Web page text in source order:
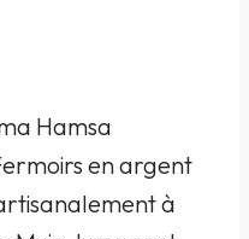
Hamsa
en argent
à